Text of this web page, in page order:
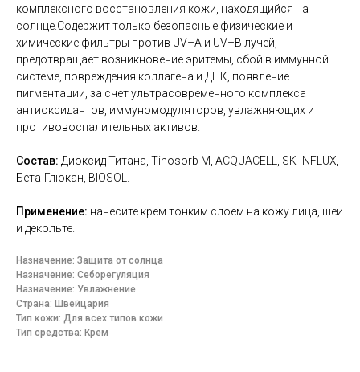
комплексного восстановления кожи, находящийся на
солнце.Содержит только безопасные физические и
химические фильтры против UV–A и UV–B лучей,
предотвращает возникновение эритемы, сбой в иммунной
системе, повреждения коллагена и ДНК, появление
пигментации, за счет ультрасовременного комплекса
антиоксидантов, иммуномодуляторов, увлажняющих и
противовоспалительных активов.
Состав: Диоксид Титана, Tinosorb M, ACQUACELL, SK-INFLUX,
Бета-Глюкан, BIOSOL.
Применение: нанесите крем тонким слоем на кожу лица, шеи
и декольте.
Назначение: Защита от солнца
Назначение: Себорегуляция
Назначение: Увлажнение
Страна: Швейцария
Тип кожи: Для всех типов кожи
Тип средства: Крем